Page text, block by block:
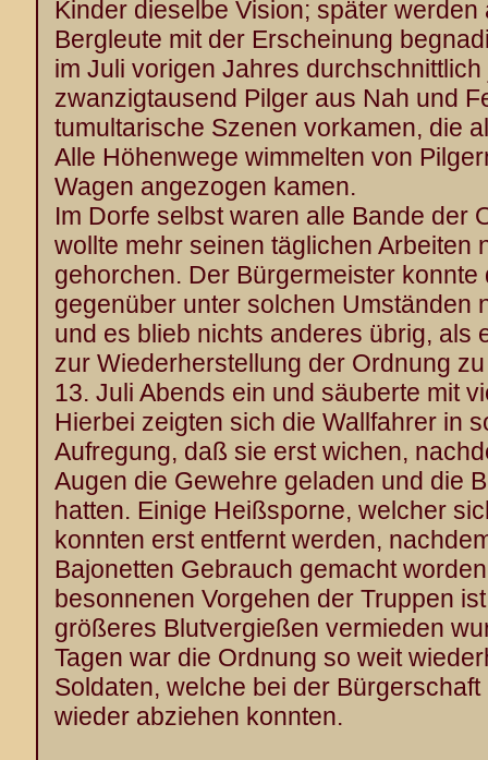
Kinder dieselbe Vision; später
Bergleute mit der Erscheinung
im Juli vorigen Jahres
zwanzigtausend Pilger aus Nah und
tumultarische Szenen vorkamen, die
Alle Höhenwege wimmelten von
Wagen angezogen kamen.
Im Dorfe selbst waren alle Bande der
wollte mehr seinen täglichen Arbeiten
gehorchen. Der Bürgermeister
gegenüber unter solchen Umständen
und es blieb nichts anderes übrig, als
zur Wiederherstellung der Ordnung
13. Juli Abends ein und säuberte mit
Hierbei zeigten sich die Wallfahrer in
Aufregung, daß sie erst wichen,
Augen die Gewehre geladen und die
hatten. Einige Heißsporne, welcher
konnten erst entfernt werden,
Bajonetten Gebrauch gemacht
besonnenen Vorgehen der Truppen
größeres Blutvergießen vermieden
Tagen war die Ordnung so weit
Soldaten, welche bei der
wieder abziehen konnten.